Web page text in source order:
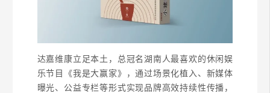
达嘉维康立足本土，总冠名湖南人最喜欢的休闲娱
乐节目《我是大赢家》，通过场景化植入、新媒体
曝光、公益专栏等形式实现品牌高效持续性传播，